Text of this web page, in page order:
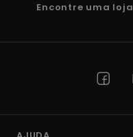
Encontre uma loja